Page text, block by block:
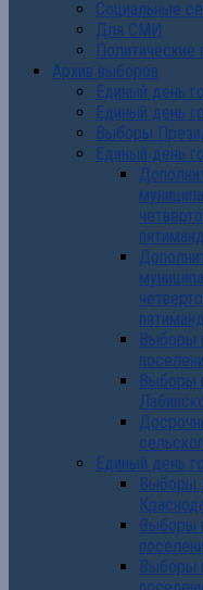
Социальные
Для СМИ
Политические
Архив выборов
Единый день
Единый день
Выборы
Единый день
Выборы
Выборы
Единый день
Выборы
Выборы
Выборы